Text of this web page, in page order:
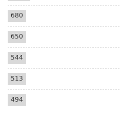
680
650
544
513
494